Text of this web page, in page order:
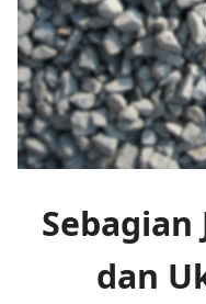
Sebagian
dan